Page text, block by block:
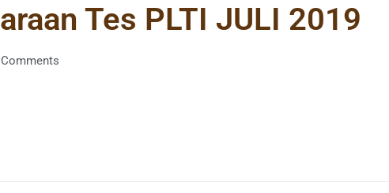
Tes PLTI JULI 2019